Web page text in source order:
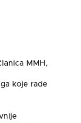
MMH,
koje rade